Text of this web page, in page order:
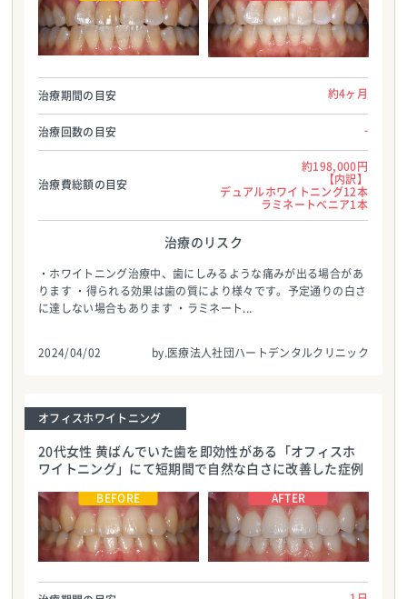
医療法人社団ハートデンタルクリニック
TEL:0986587700
医療法人社団ハートデンタルクリニック
TEL:0986587700
治療期間の目安 約4ヶ月
治療回数の目安 -
治療費総額の目安
約198,000円
【内訳】
デュアルホワイトニング12本
ラミネートべニア1本
治療のリスク
・ホワイトニング治療中、歯にしみるような痛みが出る場合があ
ります ・得られる効果は歯の質により様々です。予定通りの白さ
に達しない場合もあります ・ラミネート...
2024/04/02 by.医療法人社団ハートデンタルクリニック
オフィスホワイトニング
20代女性 黄ばんでいた歯を即効性がある「オフィスホ
ワイトニング」にて短期間で自然な白さに改善した症例
医療法人社団ハートデンタルクリニック
TEL:0986587700
医療法人社団ハートデンタルクリニック
TEL:0986587700